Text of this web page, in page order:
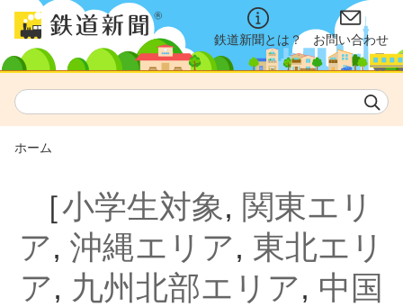
鉄道新聞とは？ お問い合わせ
ホーム
［小学生対象, 関東エリ
ア, 沖縄エリア, 東北エリ
ア, 九州北部エリア, 中国